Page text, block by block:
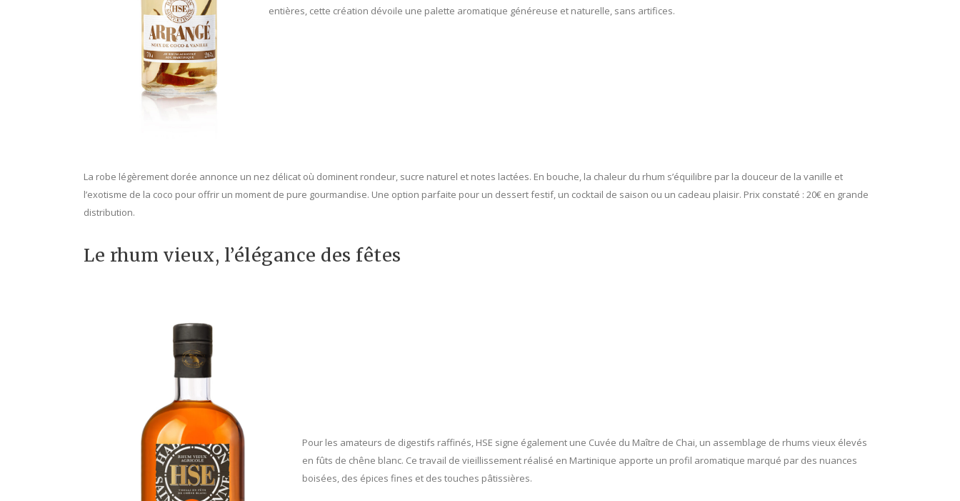
entières, cette création dévoile une palette aromatique généreuse et naturelle, sans artifices.
La robe légèrement dorée annonce un nez délicat où dominent rondeur, sucre naturel et notes lactées. En bouche, la chaleur du rhum s’équilibre par la douceur de la vanille et
l’exotisme de la coco pour offrir un moment de pure gourmandise. Une option parfaite pour un dessert festif, un cocktail de saison ou un cadeau plaisir. Prix constaté : 20€ en grande
distribution.
Le rhum vieux, l’élégance des fêtes
Pour les amateurs de digestifs raffinés, HSE signe également une Cuvée du Maître de Chai, un assemblage de rhums vieux élevés
en fûts de chêne blanc. Ce travail de vieillissement réalisé en Martinique apporte un profil aromatique marqué par des nuances
boisées, des épices fines et des touches pâtissières.